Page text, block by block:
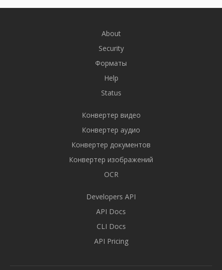
About
Security
Форматы
Help
Status
Конвертер видео
Конвертер аудио
Конвертер документов
Конвертер изображений
OCR
Developers API
API Docs
CLI Docs
API Pricing